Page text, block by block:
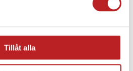
Tillåt alla
kombinerad med